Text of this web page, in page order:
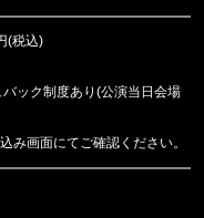
(税込)
バック制度あり(公演当日会場
み画面にてご確認ください。